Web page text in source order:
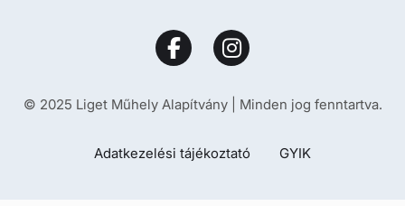
© 2025 Liget Műhely Alapítvány | Minden jog fenntartva.
Adatkezelési tájékoztató GYIK